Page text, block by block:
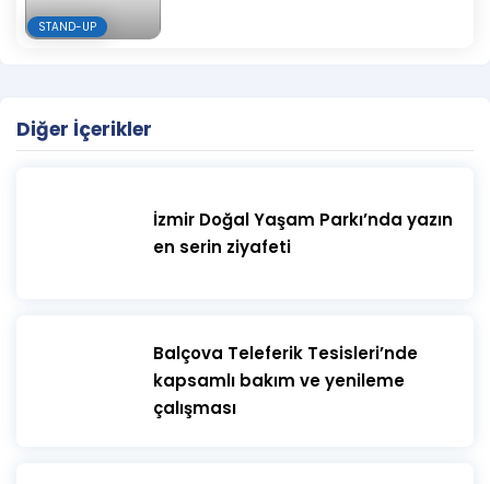
STAND-UP
Diğer İçerikler
İzmir Doğal Yaşam Parkı’nda yazın
en serin ziyafeti
​Balçova Teleferik Tesisleri’nde
kapsamlı bakım ve yenileme
çalışması